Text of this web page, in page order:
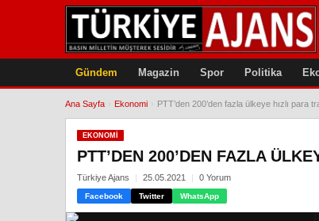
Gündem Magazin Spor Politika
Ana Sayfa Ekonomi PTT’den 200’den fazla ülkeye hızlı para
EKONOMI
PTT’DEN 200’DEN FAZLA
Türkiye Ajans 25.05.2021 0 Yorum
Facebook Twitter WhatsApp